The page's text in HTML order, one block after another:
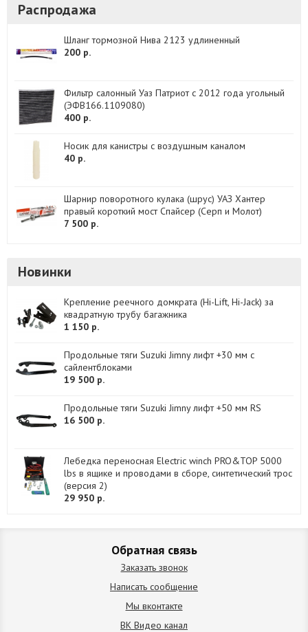
Распродажа
Шланг тормозной Нива 2123 удлиненный
200 р.
Фильтр салонный Уаз Патриот с 2012 года угольный
(ЭФВ166.1109080)
400 р.
Носик для канистры с воздушным каналом
40 р.
Шарнир поворотного кулака (шрус) УАЗ Хантер
правый короткий мост Спайсер (Серп и Молот)
7 500 р.
Новинки
Крепление реечного домкрата (Hi-Lift, Hi-Jack) за
квадратную трубу багажника
1 150 р.
Продольные тяги Suzuki Jimny лифт +30 мм с
сайлентблоками
19 500 р.
Продольные тяги Suzuki Jimny лифт +50 мм RS
16 500 р.
Лебедка переносная Electric winch PRO&TOP 5000
lbs в ящике и проводами в сборе, синтетический трос
(версия 2)
29 950 р.
Обратная связь
Заказать звонок
Написать сообщение
Мы вконтакте
ВК Видео канал